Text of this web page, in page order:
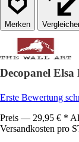
Decopanel
Erste Bewertung
Preis — 29,95 € *
Versandkosten pro